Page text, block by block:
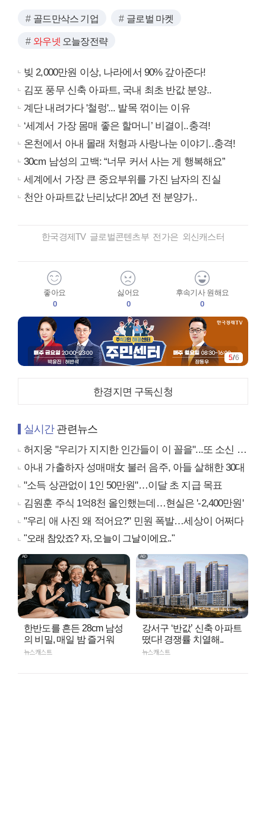
골드만삭스 기업 글로벌 마켓
와우넷 오늘장전략
빚 2,000만원 이상, 나라에서 90% 갚아준다!
김포 풍무 신축 아파트, 국내 최초 반값 분양..
계단 내려가다 '철렁'... 발목 꺾이는 이유
‘세계서 가장 몸매 좋은 할머니’ 비결이..충격!
온천에서 아내 몰래 처형과 사랑나눈 이야기..충격!
30cm 남성의 고백: “너무 커서 사는 게 행복해요”
세계에서 가장 큰 중요부위를 가진 남자의 진실
천안 아파트값 난리났다! 20년 전 분양가..
한국경제TV 글로벌콘텐츠부 전가은 외신캐스터
좋아요
0
싫어요
0
후속기사 원해요
0
5/6
한경지면 구독신청
실시간관련뉴스
허지웅 "우리가 지지한 인간들이 이 꼴을"...또 소신 발언
아내 가출하자 성매매女 불러 음주, 아들 살해한 30대
"소득 상관없이 1인 50만원"…이달 초 지급 목표
김원훈 주식 1억8천 올인했는데…현실은 '-2,400만원'
"우리 애 사진 왜 적어요?" 민원 폭발…세상이 어쩌다
"오래 참았죠? 자, 오늘이 그날이에요.."
한반도를 흔든 28cm 남성
의 비밀, 매일 밤 즐거워
뉴스캐스트
강서구 ‘반값’ 신축 아파트
떴다! 경쟁률 치열해..
뉴스캐스트